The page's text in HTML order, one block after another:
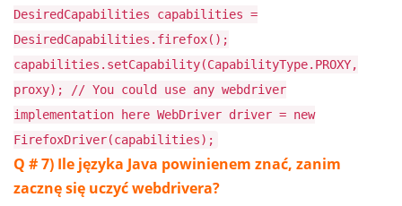
DesiredCapabilities capabilities =
DesiredCapabilities.firefox();
capabilities.setCapability(CapabilityType.PROXY,
proxy); // You could use any webdriver
implementation here WebDriver driver = new
FirefoxDriver(capabilities);
Q # 7) Ile języka Java powinienem znać, zanim
zacznę się uczyć webdrivera?